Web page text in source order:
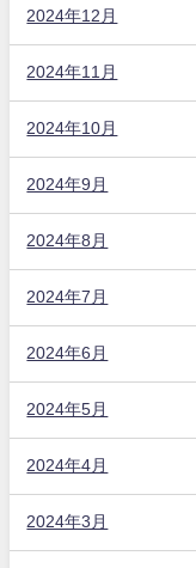
2024年12月
2024年11月
2024年10月
2024年9月
2024年8月
2024年7月
2024年6月
2024年5月
2024年4月
2024年3月